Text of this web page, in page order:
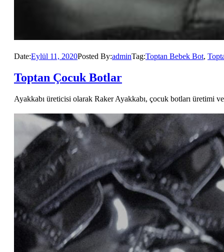
Date:Eylül 11, 2020Posted By:adminTag:Toptan Bebek Bot,
Toptan Çocuk Botlar
Ayakkabı üreticisi olarak Raker Ayakkabı, çocuk botları üretimi